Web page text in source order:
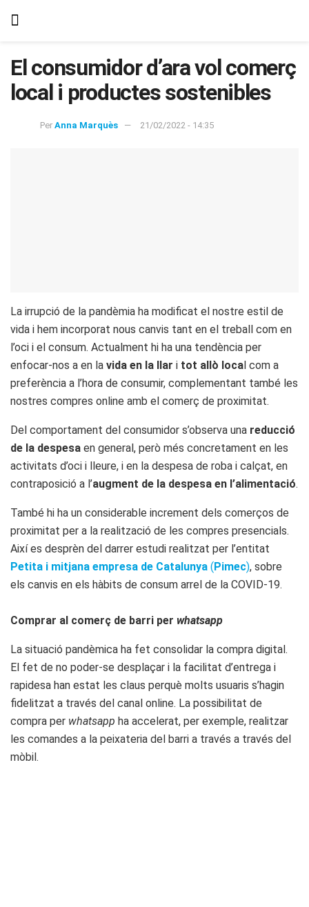
El consumidor d’ara vol comerç
local i productes sostenibles
Per Anna Marquès 21/02/2022 - 14:35
La irrupció de la pandèmia ha modificat el nostre estil de
vida i hem incorporat nous canvis tant en el treball com en
l’oci i el consum. Actualment hi ha una tendència per
enfocar-nos a en la vida en la llar i tot allò local com a
preferència a l’hora de consumir, complementant també les
nostres compres online amb el comerç de proximitat.
Del comportament del consumidor s’observa una reducció
de la despesa en general, però més concretament en les
activitats d’oci i lleure, i en la despesa de roba i calçat, en
contraposició a l’augment de la despesa en l’alimentació.
També hi ha un considerable increment dels comerços de
proximitat per a la realització de les compres presencials.
Així es desprèn del darrer estudi realitzat per l’entitat
Petita i mitjana empresa de Catalunya (Pimec), sobre
els canvis en els hàbits de consum arrel de la COVID-19.
Comprar al comerç de barri per whatsapp
La situació pandèmica ha fet consolidar la compra digital.
El fet de no poder-se desplaçar i la facilitat d’entrega i
rapidesa han estat les claus perquè molts usuaris s’hagin
fidelitzat a través del canal online. La possibilitat de
compra per whatsapp ha accelerat, per exemple, realitzar
les comandes a la peixateria del barri a través a través del
mòbil.